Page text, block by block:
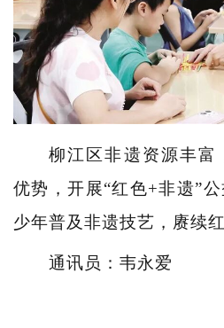
柳江区非遗资源丰富
优势，开展“红色+非遗”
少年普及非遗技艺，赓续红
通讯员：韦永爱